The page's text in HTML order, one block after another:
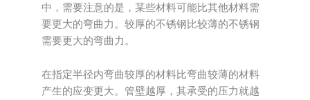
中，需要注意的是，某些材料可能比其他材料需
要更大的弯曲力。较厚的不锈钢比较薄的不锈钢
需要更大的弯曲力。
在指定半径内弯曲较厚的材料比弯曲较薄的材料
产生的应变更大。管壁越厚，其承受的压力就越